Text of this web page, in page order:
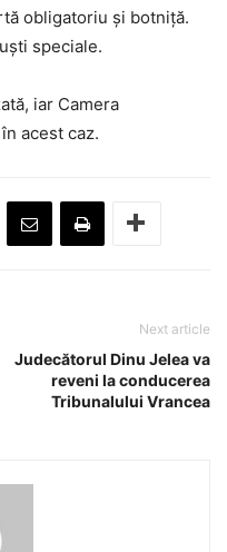
obligatoriu și botniță.
speciale.
iar Camera
acest caz.
Next article
Judecătorul Dinu Jelea va
reveni la conducerea
Tribunalului Vrancea